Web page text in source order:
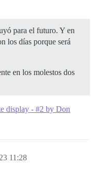
para el futuro. Y en
los días porque será
en los molestos dos
display - #2 by Don
11:28